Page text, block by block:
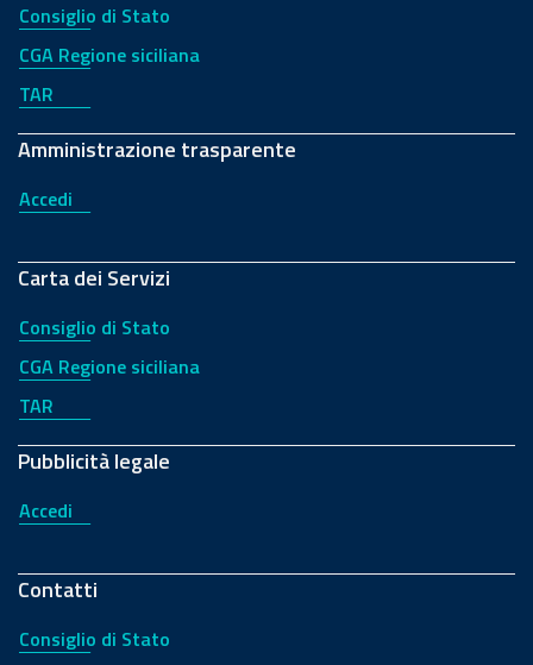
Consiglio di Stato
CGA Regione siciliana
TAR
Amministrazione trasparente
Accedi
Carta dei Servizi
Consiglio di Stato
CGA Regione siciliana
TAR
Pubblicità legale
Accedi
Contatti
Consiglio di Stato